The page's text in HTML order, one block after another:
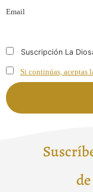
Email
Suscripción La
Si continúas, aceptas